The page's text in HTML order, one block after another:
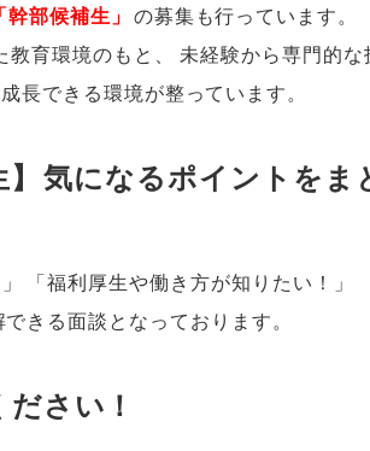
「幹部候補生 」 の募集も行っています。
教育環境のもと 、 未経験から専門的
長できる環境が整っています。
】 気になるポイントをま
」 「福利厚生や働き方が知りたい！
」
きる面談となっております。
さい！